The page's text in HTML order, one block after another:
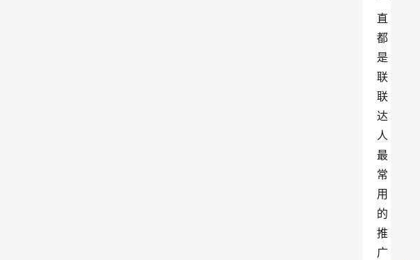
直
都
是
联
联
达
人
最
常
用
的
推
广